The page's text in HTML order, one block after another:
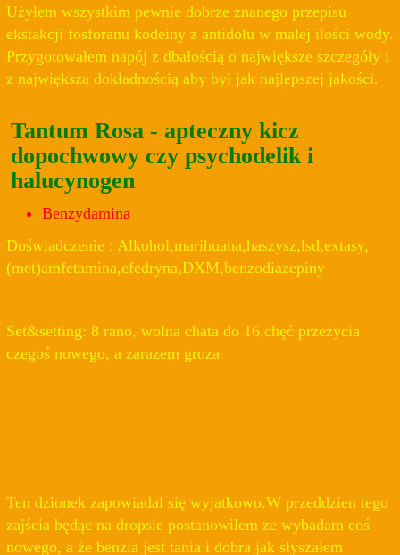
Użyłem wszystkim pewnie dobrze znanego przepisu
ekstakcji fosforanu kodeiny z antidolu w malej ilości wody.
Przygotowałem napój z dbałością o największe szczegóły i
z największą dokładnością aby był jak najlepszej jakości.
Tantum Rosa - apteczny kicz
dopochwowy czy psychodelik i
halucynogen
Benzydamina
Doświadczenie : Alkohol,marihuana,haszysz,lsd,extasy,
(met)amfetamina,efedryna,DXM,benzodiazepiny
Set&setting: 8 rano, wolna chata do 16,chęć przeżycia
czegoś nowego, a zarazem groza
Ten dzionek zapowiadal się wyjatkowo.W przeddzien tego
zajścia będąc na dropsie postanowilem ze wybadam coś
nowego, a że benzia jest tania i dobra jak słyszałem